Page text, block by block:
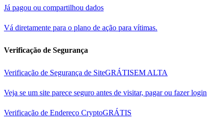
Já pagou ou compartilhou dados
Vá diretamente para o plano de ação para vítimas.
Verificação de Segurança
Verificação de Segurança de SiteGRÁTISEM ALTA
Veja se um site parece seguro antes de visitar, pagar ou fazer login
Verificação de Endereço CryptoGRÁTIS